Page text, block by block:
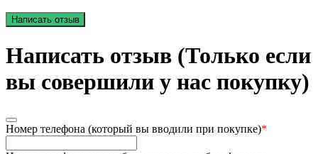
Написать отзыв
Написать отзыв (Только если
вы совершили у нас покупку)
Номер телефона (который вы вводили при покупке)*